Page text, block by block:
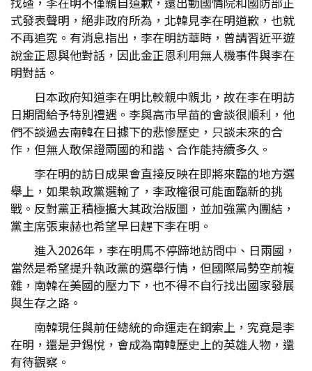
式發表聲明，絕非政府所為，北韓見李在明道歉，也就
不再追究。有消息指出，李在明訪華時，曾請習近平遊
說金正恩與他對話，因此金正恩利用無人機事件與李在
明對話。
日本政府知道李在明比較親中親北，故在李在明訪
日期間給予特別禮遇。李與高市早苗的會談很順利，他
們不談過去南韓在日據下的悲慘歷史，只談未來的合
作，但無人敢保證兩國的和諧、合作能持續多久。
李在明的訪日成果會直接反映在即將來臨的地方選
舉上，如果執政黨選輸了，李政權很可能面臨新的挑
戰。反對黨正積極擴大其政治版圖，並加強黨內團結，
黨主席張東赫也希望早日趕下李在明。
進入2026年，李在明馬不停蹄地訪問中、日兩國，
當然是希望提升執政黨的選舉行情，但國際局勢空前複
雜，南韓在美國的壓力下，也不得不自行找出國家發展
與生存之路。
南韓現任與前任總統的命運走在鋼索上，究竟是李
在明，還是尹錫悅，會成為南韓歷史上的英雄人物，還
有待觀察。